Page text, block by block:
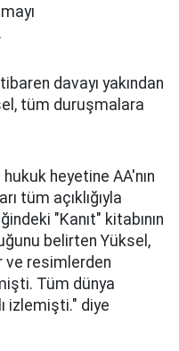
davayı yakından
tüm duruşmalara
heyetine AA'nın
tüm açıklığıyla
"Kanıt" kitabının
belirten Yüksel,
ve resimlerden
Tüm dünya
izlemişti." diye